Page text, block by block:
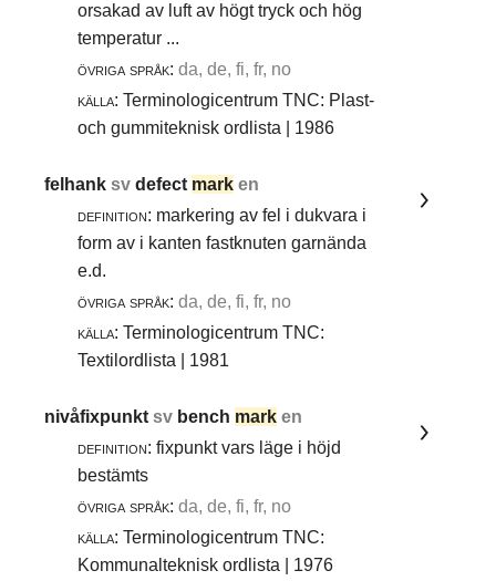
orsakad av luft av högt tryck och hög
temperatur ...
övriga språk: da, de, fi, fr, no
källa: Terminologicentrum TNC: Plast-
och gummiteknisk ordlista | 1986
felhanksvdefect mark en
definition: markering av fel i dukvara i
form av i kanten fastknuten garnända
e.d.
övriga språk: da, de, fi, fr, no
källa: Terminologicentrum TNC:
Textilordlista | 1981
nivåfixpunktsv bench mark en
definition: fixpunkt vars läge i höjd
bestämts
övriga språk: da, de, fi, fr, no
källa: Terminologicentrum TNC:
Kommunalteknisk ordlista | 1976